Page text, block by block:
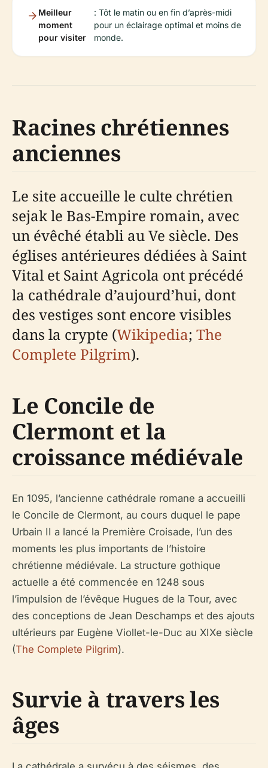
Meilleur
moment
pour visiter
: Tôt le matin ou en fin d’après-midi
pour un éclairage optimal et moins de
monde.
Racines chrétiennes
anciennes
Le site accueille le culte chrétien
sejak le Bas-Empire romain, avec
un évêché établi au Ve siècle. Des
églises antérieures dédiées à Saint
Vital et Saint Agricola ont précédé
la cathédrale d’aujourd’hui, dont
des vestiges sont encore visibles
dans la crypte (Wikipedia; The
Complete Pilgrim).
Le Concile de
Clermont et la
croissance médiévale
En 1095, l’ancienne cathédrale romane a accueilli
le Concile de Clermont, au cours duquel le pape
Urbain II a lancé la Première Croisade, l’un des
moments les plus importants de l’histoire
chrétienne médiévale. La structure gothique
actuelle a été commencée en 1248 sous
l’impulsion de l’évêque Hugues de la Tour, avec
des conceptions de Jean Deschamps et des ajouts
ultérieurs par Eugène Viollet-le-Duc au XIXe siècle
(The Complete Pilgrim).
Survie à travers les
âges